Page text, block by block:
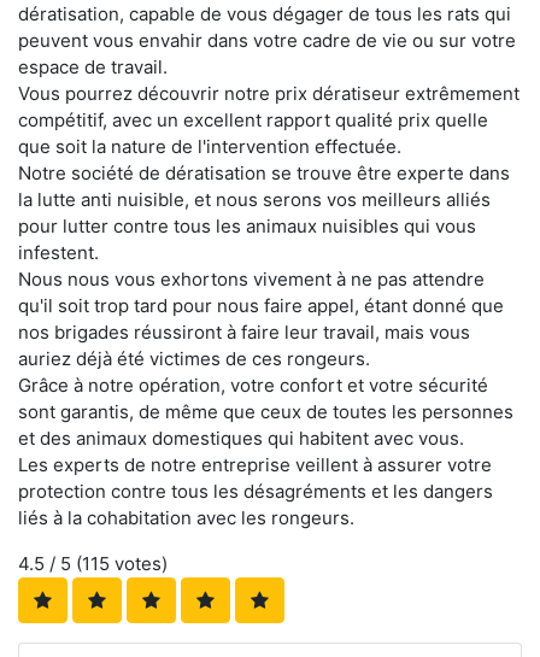
dératisation, capable de vous dégager de tous les rats qui
peuvent vous envahir dans votre cadre de vie ou sur votre
espace de travail.
Vous pourrez découvrir notre prix dératiseur extrêmement
compétitif, avec un excellent rapport qualité prix quelle
que soit la nature de l'intervention effectuée.
Notre société de dératisation se trouve être experte dans
la lutte anti nuisible, et nous serons vos meilleurs alliés
pour lutter contre tous les animaux nuisibles qui vous
infestent.
Nous nous vous exhortons vivement à ne pas attendre
qu'il soit trop tard pour nous faire appel, étant donné que
nos brigades réussiront à faire leur travail, mais vous
auriez déjà été victimes de ces rongeurs.
Grâce à notre opération, votre confort et votre sécurité
sont garantis, de même que ceux de toutes les personnes
et des animaux domestiques qui habitent avec vous.
Les experts de notre entreprise veillent à assurer votre
protection contre tous les désagréments et les dangers
liés à la cohabitation avec les rongeurs.
4.5 / 5 (115 votes)